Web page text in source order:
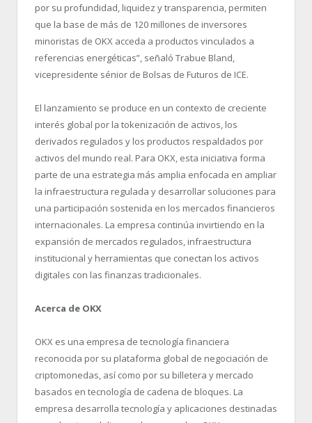
por su profundidad, liquidez y transparencia, permiten
que la base de más de 120 millones de inversores
minoristas de OKX acceda a productos vinculados a
referencias energéticas”, señaló Trabue Bland,
vicepresidente sénior de Bolsas de Futuros de ICE.
El lanzamiento se produce en un contexto de creciente
interés global por la tokenización de activos, los
derivados regulados y los productos respaldados por
activos del mundo real. Para OKX, esta iniciativa forma
parte de una estrategia más amplia enfocada en ampliar
la infraestructura regulada y desarrollar soluciones para
una participación sostenida en los mercados financieros
internacionales. La empresa continúa invirtiendo en la
expansión de mercados regulados, infraestructura
institucional y herramientas que conectan los activos
digitales con las finanzas tradicionales.
Acerca de OKX
OKX es una empresa de tecnología financiera
reconocida por su plataforma global de negociación de
criptomonedas, así como por su billetera y mercado
basados en tecnología de cadena de bloques. La
empresa desarrolla tecnología y aplicaciones destinadas